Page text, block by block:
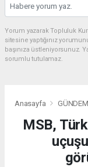
Yorum yazarak Topluluk
sitesine yaptığınız
başınıza üstleniyorsunuz.
sorumlu tutulamaz.
Anasayfa GÜNDEM
MSB,